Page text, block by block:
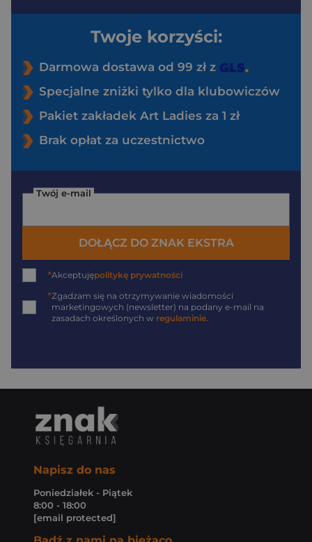
Twoje korzyści:
Darmowa dostawa od 99 zł z
Specjalne zniżki tylko dla klubowiczów
Pakiet zakładek Art Ladies za 1 zł
Brak opłat za uczestnictwo
Twój e-mail
DOŁĄCZ DO ZNAK EKSTRA
*Akceptujępolitykę prywatności
*Zgadzam się na otrzymywanie wiadomości
marketingowych (newsletter) na podany e-mail na
zasadach określonych w regulaminie.
Napisz do nas
Poniedziałek - Piątek
8:00 - 18:00
[email protected]